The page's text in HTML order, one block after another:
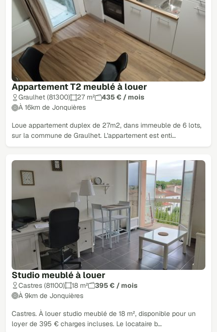
Appartement T2 meublé à louer
Graulhet (81300) 27 m²
435 € / mois
À 16km de Jonquières
Loue appartement duplex de 27m2, dans immeuble de 6 lots,
sur la commune de Graulhet. L'appartement est enti…
Studio meublé à louer
Castres (81100) 18 m²
395 € / mois
À 9km de Jonquières
Castres. À louer studio meublé de 18 m², disponible pour un
loyer de 395 € charges incluses. Le locataire b…